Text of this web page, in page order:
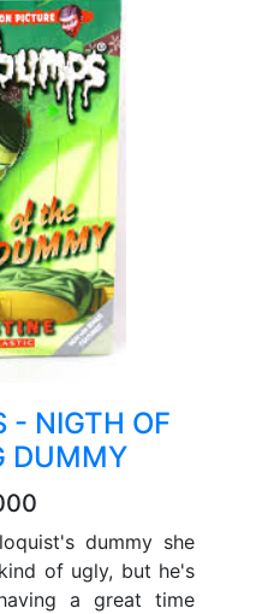
- NIGTH OF
DUMMY
dummy she
of ugly, but he's
a great time